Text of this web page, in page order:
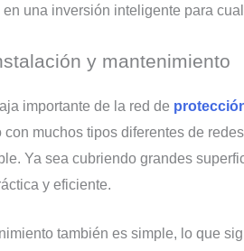
una inversión inteligente para
y mantenimiento
importante de la red de
con muchos tipos diferentes de
Ya sea cubriendo grandes
y eficiente.
también es simple, lo que